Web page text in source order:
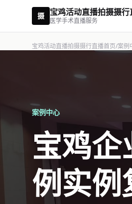
摄 宝鸡活动直播拍摄摄行
医学手术直播服务
宝鸡活动直播拍摄摄行直播首页/案例
案例中心
宝鸡
例实例